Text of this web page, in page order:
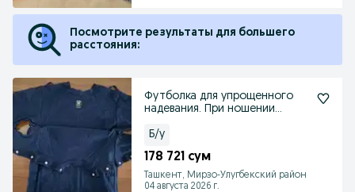
Посмотрите результаты для большего
расстояния:
Футболка для упрощенного
надевания. При ношении
Б/у
178 721 сум
Ташкент, Мирзо-Улугбекский район
04 августа 2026 г.